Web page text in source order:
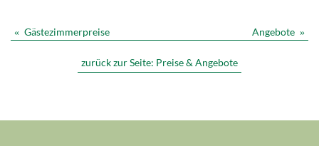
« Gästezimmerpreise Angebote »
zurück zur Seite: Preise & Angebote